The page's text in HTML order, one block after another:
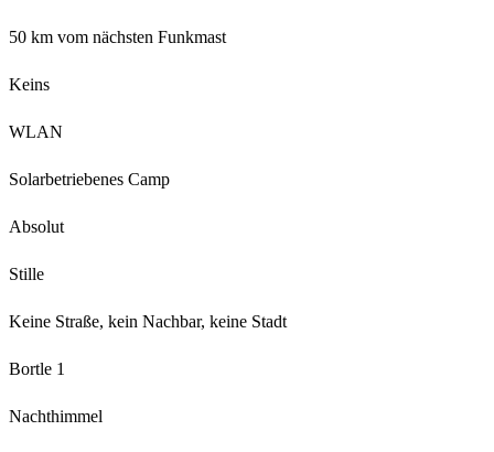
50 km vom nächsten Funkmast
Keins
WLAN
Solarbetriebenes Camp
Absolut
Stille
Keine Straße, kein Nachbar, keine Stadt
Bortle 1
Nachthimmel